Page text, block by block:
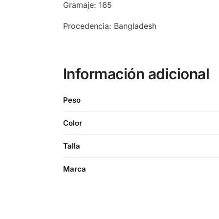
Gramaje: 165
Procedencia: Bangladesh
Información adicional
Peso
Color
Talla
Marca